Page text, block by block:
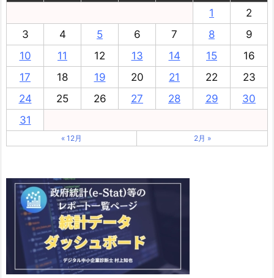
1
2
3
4 5 6 7 8
9
10
11 12 13 14 15
16
17
18 19 20 21 22
23
24
25 26 27 28 29
30
31
« 12月 2月 »